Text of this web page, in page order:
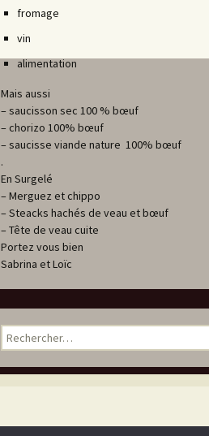
fromage
vin
alimentation
Mais aussi
– saucisson sec 100 % bœuf
– chorizo 100% bœuf
– saucisse viande nature 100% bœuf
.
En Surgelé
– Merguez et chippo
– Steacks hachés de veau et bœuf
– Tête de veau cuite
Portez vous bien
Sabrina et Loïc
Rechercher :